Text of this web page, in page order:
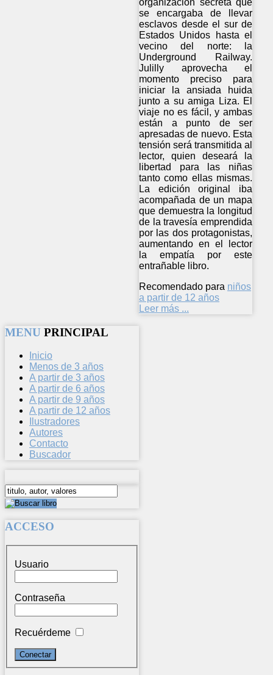
se encargaba de llevar
esclavos desde el sur de
Estados Unidos hasta el
vecino del norte: la
Underground Railway.
Julilly aprovecha el
momento preciso para
iniciar la ansiada huida
junto a su amiga Liza. El
viaje no es fácil, y ambas
están a punto de ser
apresadas de nuevo. Esta
tensión será transmitida al
lector, quien deseará la
libertad para las niñas
tanto como ellas mismas.
La edición original iba
acompañada de un mapa
que demuestra la longitud
de la travesía emprendida
por las dos protagonistas,
aumentando en el lector
la empatía por este
entrañable libro.
Recomendado para niños
a partir de 12 años
Leer más ...
MENU PRINCIPAL
Inicio
Menos de 3 años
A partir de 3 años
A partir de 6 años
A partir de 9 años
A partir de 12 años
Ilustradores
Autores
Contacto
Buscador
ACCESO
Usuario
Contraseña
Recuérdeme